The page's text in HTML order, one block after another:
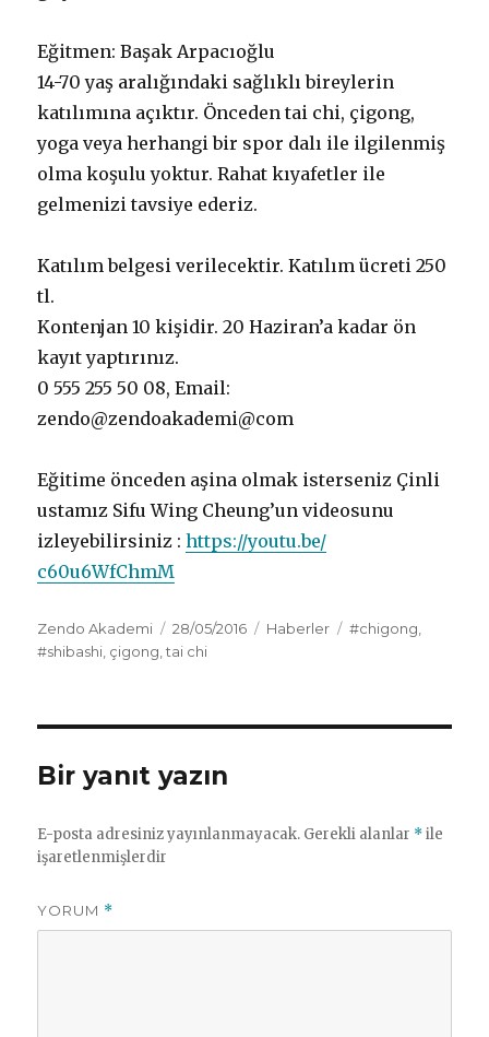
Eğitmen: Başak Arpacıoğlu
14-70 yaş aralığındaki sağlıklı bireylerin
katılımına açıktır. Önceden tai chi, çigong,
yoga veya herhangi bir spor dalı ile ilgilenmiş
olma koşulu yoktur. Rahat kıyafetler ile
gelmenizi tavsiye ederiz.
Katılım belgesi verilecektir. Katılım ücreti 250
tl.
Kontenjan 10 kişidir. 20 Haziran’a kadar ön
kayıt yaptırınız.
0 555 255 50 08, Email:
zendo@zendoakademi@com
Eğitime önceden aşina olmak isterseniz Çinli
ustamız Sifu Wing Cheung’un videosunu
izleyebilirsiniz :https://youtu.be/
c60u6WfChmM
Yazar
Zendo Akademi
Yayın
tarihi
28/05/2016 Kategoriler
Haberler Etiketler
#chigong
#shibashi çigong ,tai chi
Bir yanıt yazın
E-posta adresiniz yayınlanmayacak. Gerekli alanlar *ile
işaretlenmişlerdir
YORUM *